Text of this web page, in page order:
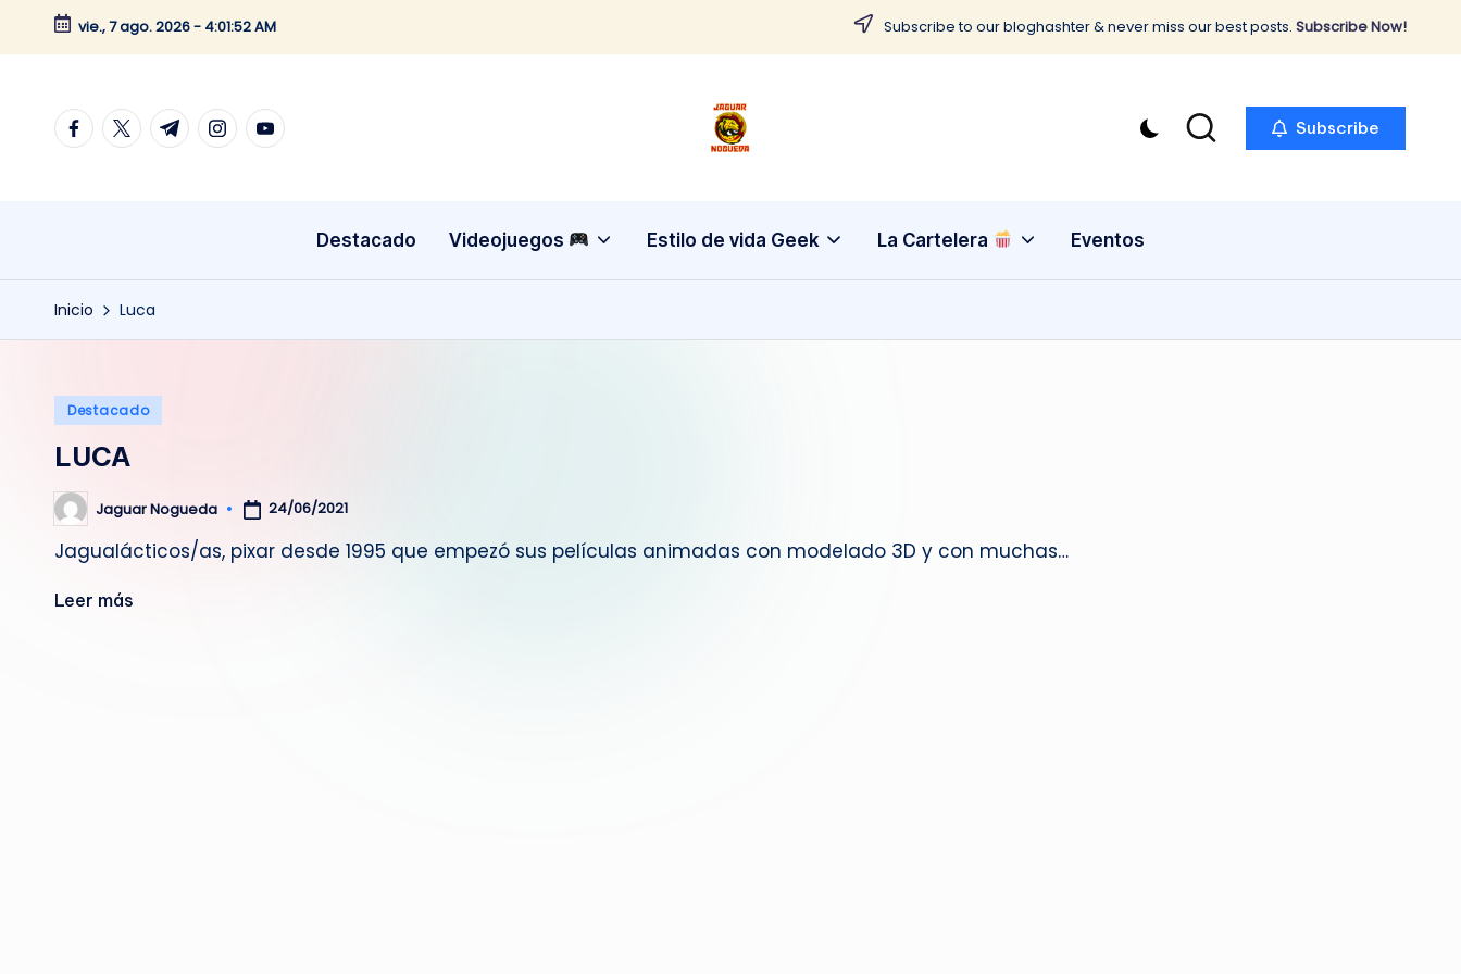
Saltar
contenido
vie., 7 ago. 2026- 4:01:52 AM Subscribe to our bloghashter & never miss our best posts. Subscribe Now!
facebook.com
twitter.com
t.me instagram.com
youtube.com
J
g
u
a
u
CONTENIDO
Subscribe
Destacado Videojuegos Estilo de vida Geek La Cartelera Eventos
Inicio Luca
Publicado
Destacado
LUCA
Publicado
por
Jaguar Nogueda 24/06/2021
Jagualácticos/as, pixar desde 1995 que empezó sus películas animadas con modelado 3D y con muchas…
Leer más